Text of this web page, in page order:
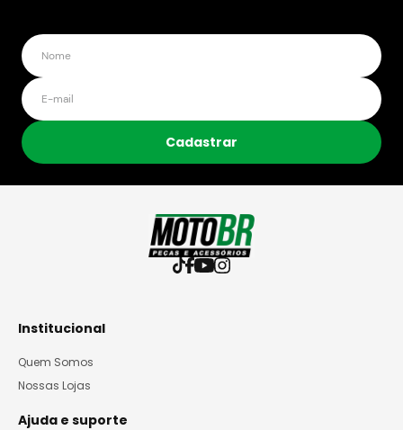
Cadastrar
Institucional
Quem Somos
Nossas Lojas
Ajuda e suporte